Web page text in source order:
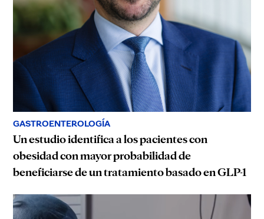
GASTROENTEROLOGÍA
Un estudio identifica a los pacientes con
obesidad con mayor probabilidad de
beneficiarse de un tratamiento basado en GLP-1